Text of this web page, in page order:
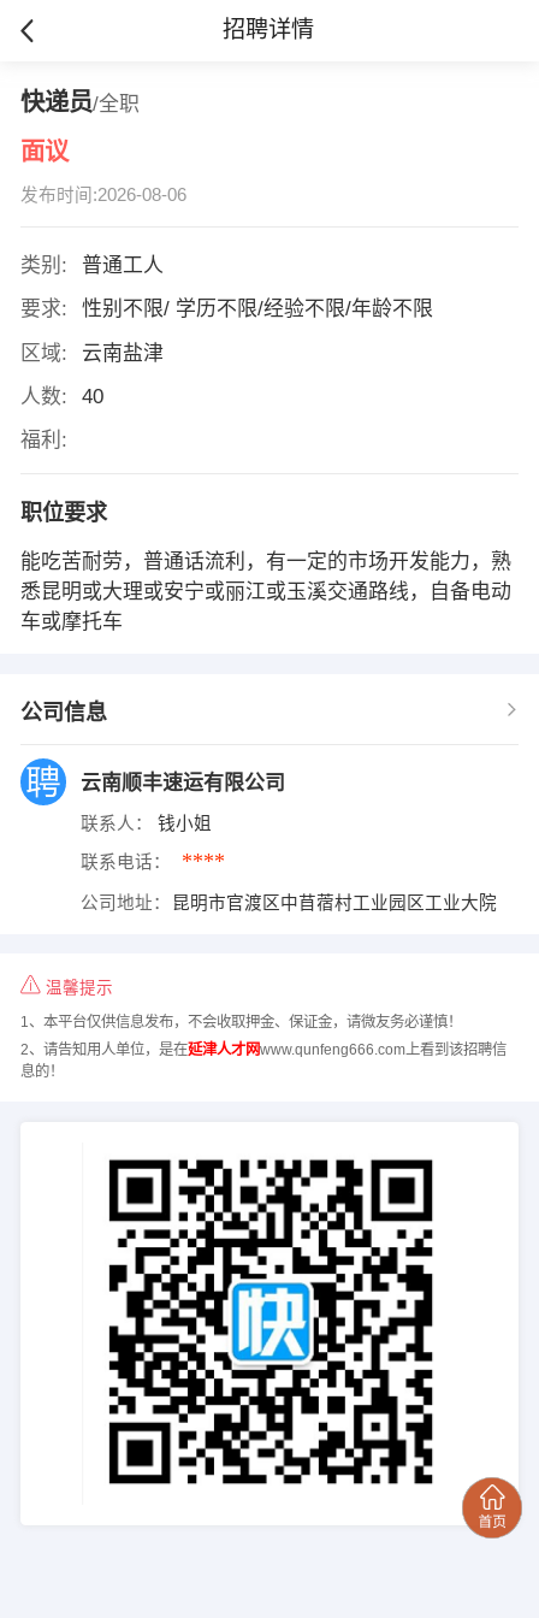
招聘详情
快递员/全职
面议
发布时间:2026-08-06
类别:
普通工人
要求:
性别不限/ 学历不限/经验不限/年龄不限
区域:
云南盐津
人数:
40
福利:
职位要求
能吃苦耐劳，普通话流利，有一定的市场开发能力，熟
悉昆明或大理或安宁或丽江或玉溪交通路线，自备电动
车或摩托车
公司信息
云南顺丰速运有限公司
联系人： 钱小姐
联系电话： ****
公司地址： 昆明市官渡区中苜蓿村工业园区工业大院
温馨提示
1、本平台仅供信息发布，不会收取押金、保证金，请微友务必谨慎！
2、请告知用人单位，是在延津人才网www.qunfeng666.com上看到该招聘信
息的！